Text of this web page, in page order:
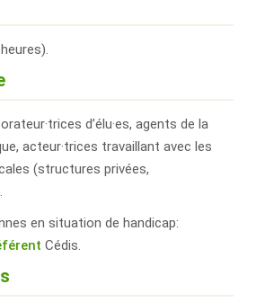
d’élu·es, agents de la
acteur·trices travaillant avec les
(structures privées,
en situation de handicap:
Cédis.